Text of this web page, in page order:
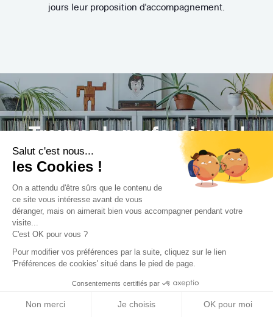
Salut c'est nous...
les Cookies !
On a attendu d'être sûrs que le contenu de
ce site vous intéresse avant de vous
déranger, mais on aimerait bien vous accompagner pendant votre
visite...
C'est OK pour vous ?
Pour modifier vos préférences par la suite, cliquez sur le lien
'Préférences de cookies' situé dans le pied de page.
Consentements certifiés par
Non merci Je choisis OK pour moi
jours leur proposition d'accompagnement.
Trouvez le professionnel
le plus adapté à votre
projet !
Trouver mon Concepteur